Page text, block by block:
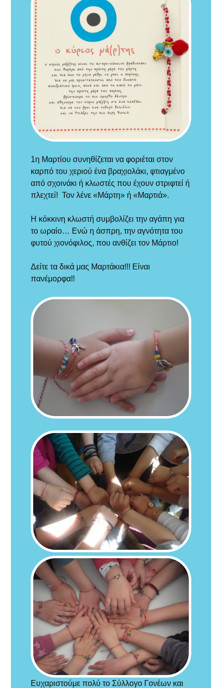
1η Μαρτίου συνηθίζεται να φοριέται στον
καρπό του χεριού ένα βραχιολάκι, φτιαγμένο
από σχοινάκι ή κλωστές που έχουν στριφτεί ή
πλεχτεί!Τον λένε «Μάρτη» ή «Μαρτιά».
Η κόκκινη κλωστή συμβολίζει την αγάπη για
το ωραίο… Ενώ η άσπρη, την αγνότητα του
φυτού χιονόφιλος, που ανθίζει τον Μάρτιο!
Δείτε τα δικά μας Μαρτάκια!!! Είναι
πανέμορφα!!
Ευχαριστούμε πολύ το Σύλλογο Γονέων και